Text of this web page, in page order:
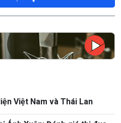
Việt Nam và Thái Lan